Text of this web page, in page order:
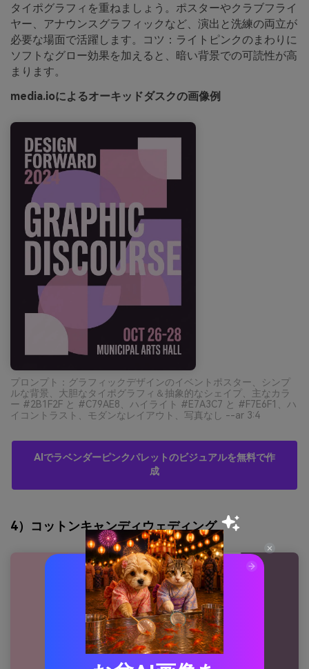
タイポグラフィを重ねましょう。ポスターやクラブフライ
ヤー、アナウンスグラフィックなど、演出と洗練の両立が
必要な場面で活躍します。コツ：ライトピンクのまわりに
ソフトなグロー効果を加えると、暗い背景での可読性が高
まります。
media.ioによるオーキッドダスクの画像例
プロンプト：グラフィックデザインのイベントポスター、シンプ
ルな背景、大胆なタイポグラフィ＆抽象的なシェイプ、主なカラ
ー #2B1F2F と #C79AE8、ハイライト #E7A3C7 と #F7E6F1、ハ
イコントラスト、モダンなレイアウト、写真なし --ar 3:4
AIでラベンダーピンクパレットのビジュアルを無料で作
成
4）コットンキャンディウェディング